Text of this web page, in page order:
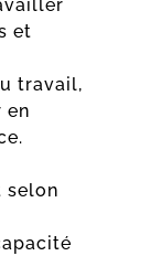
et
travail,
en
selon